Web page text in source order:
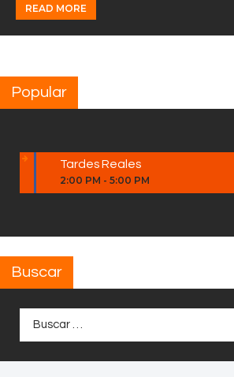
READ MORE
Popular
Tardes Reales
2:00 PM - 5:00 PM
Buscar